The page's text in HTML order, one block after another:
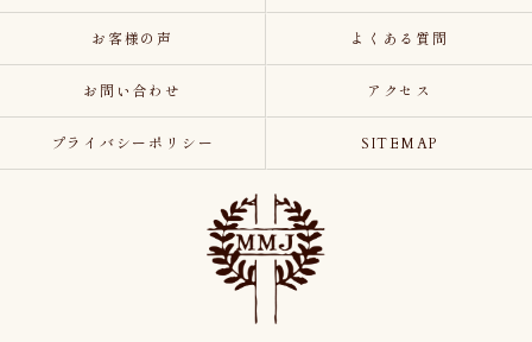
お客様の声 よくある質問
お問い合わせ アクセス
プライバシーポリシー SITEMAP